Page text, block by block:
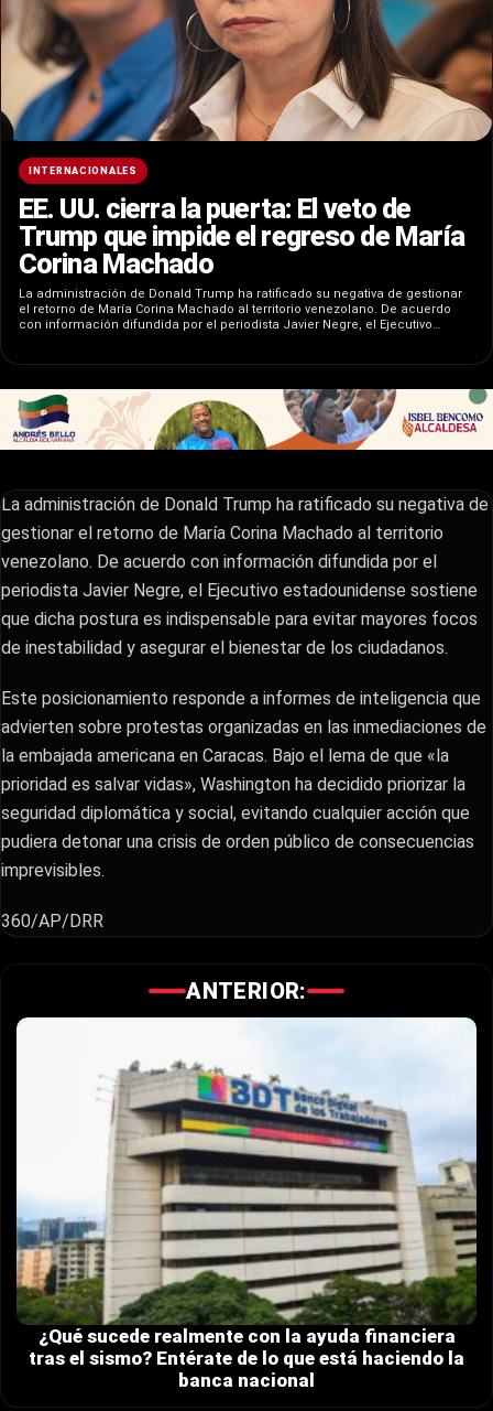
INTERNACIONALES
EE. UU. cierra la puerta: El veto de
Trump que impide el regreso de María
Corina Machado
La administración de Donald Trump ha ratificado su negativa de gestionar
el retorno de María Corina Machado al territorio venezolano. De acuerdo
con información difundida por el periodista Javier Negre, el Ejecutivo…
La administración de Donald Trump ha ratificado su negativa de
gestionar el retorno de María Corina Machado al territorio
venezolano. De acuerdo con información difundida por el
periodista Javier Negre, el Ejecutivo estadounidense sostiene
que dicha postura es indispensable para evitar mayores focos
de inestabilidad y asegurar el bienestar de los ciudadanos.
​Este posicionamiento responde a informes de inteligencia que
advierten sobre protestas organizadas en las inmediaciones de
la embajada americana en Caracas. Bajo el lema de que «la
prioridad es salvar vidas», Washington ha decidido priorizar la
seguridad diplomática y social, evitando cualquier acción que
pudiera detonar una crisis de orden público de consecuencias
imprevisibles.
360/AP/DRR
ANTERIOR:
¿Qué sucede realmente con la ayuda financiera
tras el sismo? Entérate de lo que está haciendo la
banca nacional